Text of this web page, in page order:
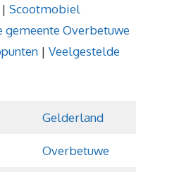
| Scootmobiel
gemeente Overbetuwe
| Veelgestelde
Gelderland
Overbetuwe